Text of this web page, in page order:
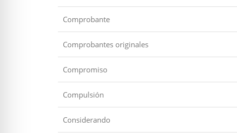
Comprobante
Comprobantes originales
Compromiso
Compulsión
Considerando